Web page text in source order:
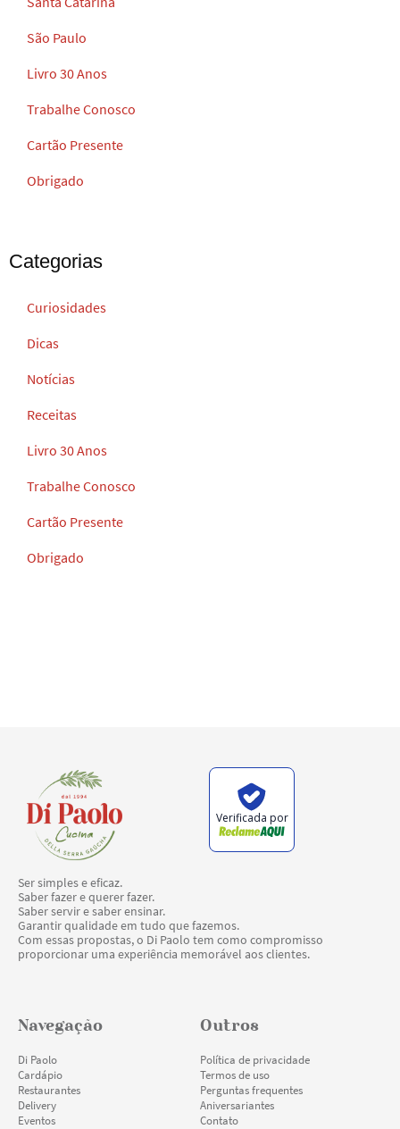
São Paulo
Livro 30 Anos
Trabalhe Conosco
Cartão Presente
Obrigado
Categorias
Curiosidades
Dicas
Notícias
Receitas
Livro 30 Anos
Trabalhe Conosco
Cartão Presente
Obrigado
Verificada por
Ser simples e eficaz.
Saber fazer e querer fazer.
Saber servir e saber ensinar.
Garantir qualidade em tudo que fazemos.
Com essas propostas, o Di Paolo tem como compromisso
proporcionar uma experiência memorável aos clientes.
Navegação
Di Paolo
Cardápio
Restaurantes
Delivery
Eventos
Outros
Política de privacidade
Termos de uso
Perguntas frequentes
Aniversariantes
Contato